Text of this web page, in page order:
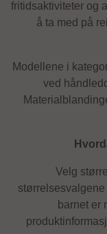
fritidsaktiviteter og
å ta med på
Modellene i
ved
Velg
barnet er